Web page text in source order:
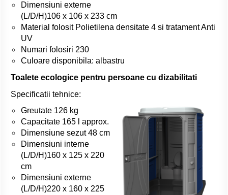
Dimensiuni externe
(L/D/H)106 x 106 x 233 cm
Material folosit Polietilena densitate 4 si tratament Anti
UV
Numari folosiri 230
Culoare disponibila: albastru
Toalete ecologice pentru persoane cu dizabilitati
Specificatii tehnice:
Greutate 126 kg
Capacitate 165 l approx.
Dimensiune sezut 48 cm
Dimensiuni interne
(L/D/H)160 x 125 x 220
cm
Dimensiuni externe
(L/D/H)220 x 160 x 225